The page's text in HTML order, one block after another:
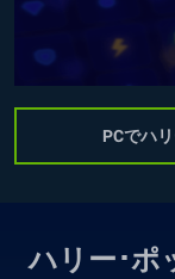
PCでハ
ハリー･ポ